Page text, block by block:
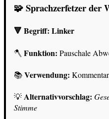
🧩 Sprachzerfetzer der
🔻 Begriff: Linker
🪓 Funktion: Pauschale
📚Verwendung:
💡 Alternativvorschlag:
Stimme